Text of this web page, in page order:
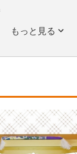
もっと見る